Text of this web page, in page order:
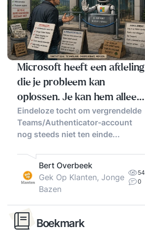
Microsoft heeft een afdeling
die je probleem kan
oplossen. Je kan hem alleen
niet bereiken
Eindeloze tocht om vergrendelde
Teams/Authenticator-account
nog steeds niet ten einde...
Bert Overbeek
Gek Op Klanten, Jonge
Bazen
54
0
Boekmark